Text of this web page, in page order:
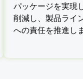
パッケージを実現
削減し、製品ライ
への責任を推進し